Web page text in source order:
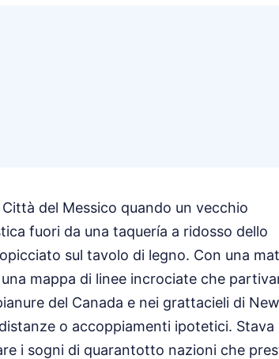
del Messico quando un vecchio
fuori da una taquería a ridosso dello
sul tavolo di legno. Con una
mappa di linee incrociate che
del Canada e nei grattacieli di New
o accoppiamenti ipotetici. Stava
i sogni di quarantotto nazioni che